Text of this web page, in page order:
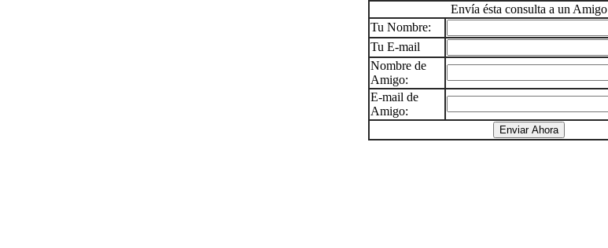
Envía ésta consulta a un Amigo
Tu Nombre:
Tu E-mail
Nombre de
Amigo:
E-mail de
Amigo: